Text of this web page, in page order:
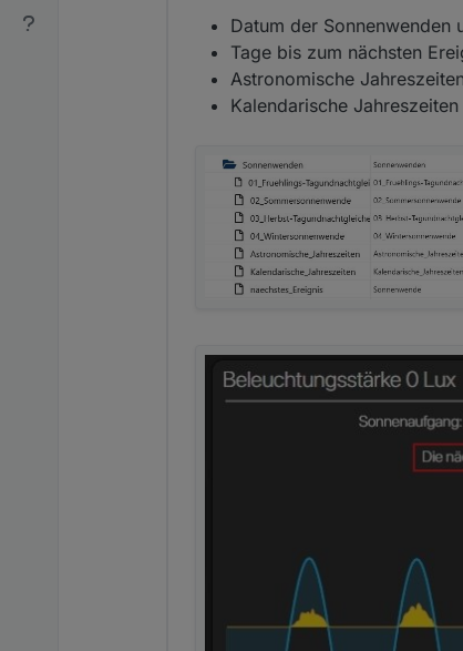
Datum der Sonnenwenden
Tage bis zum nächsten
Astronomische
Kalendarische